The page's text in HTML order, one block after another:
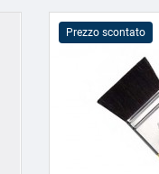
Prezzo scontato